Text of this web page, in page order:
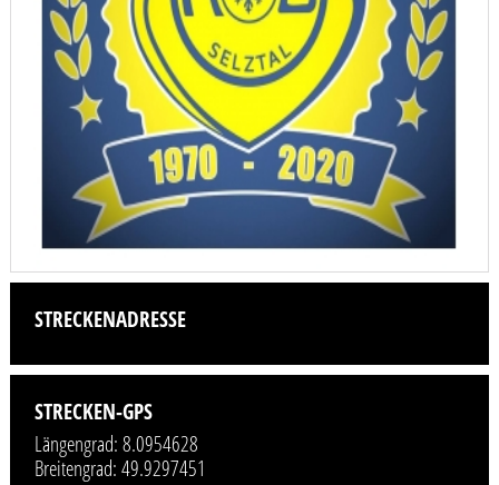
STRECKENADRESSE
STRECKEN-GPS
Längengrad: 8.0954628
Breitengrad: 49.9297451